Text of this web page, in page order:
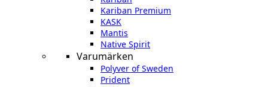
Kariban Premium
KASK
Mantis
Native Spirit
Varumärken
Polyver of Sweden
Prident